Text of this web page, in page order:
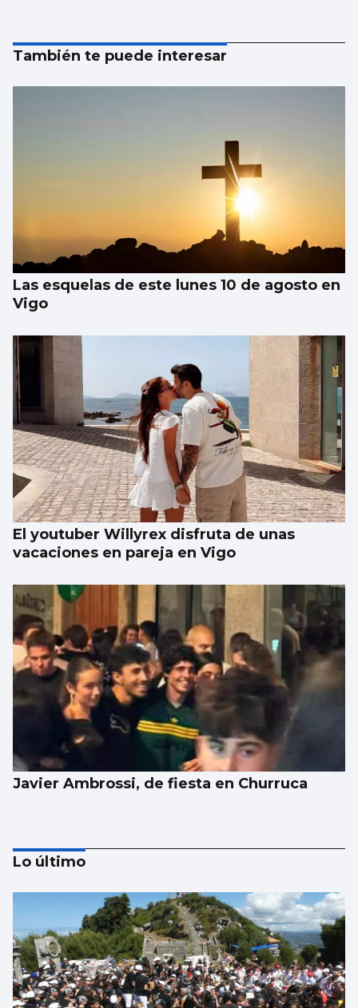
También te puede interesar
Las esquelas de este lunes 10 de agosto en
Vigo
El youtuber Willyrex disfruta de unas
vacaciones en pareja en Vigo
Javier Ambrossi, de fiesta en Churruca
Lo último